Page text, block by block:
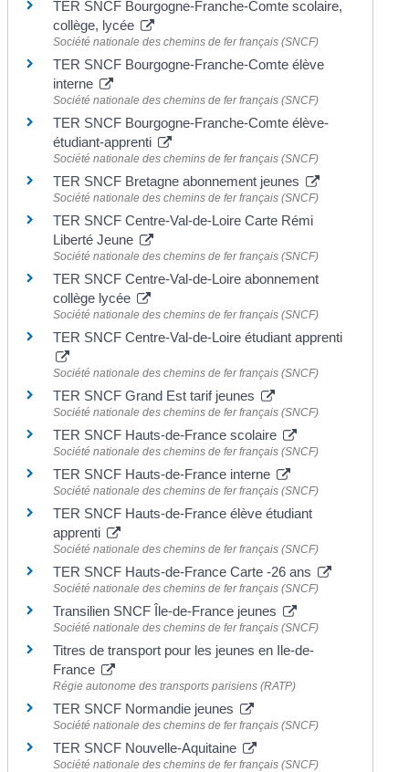
TER SNCF Bourgogne-Franche-Comte scolaire,
collège, lycée
Société nationale des chemins de fer français (SNCF)
TER SNCF Bourgogne-Franche-Comte élève
interne
Société nationale des chemins de fer français (SNCF)
TER SNCF Bourgogne-Franche-Comte élève-
étudiant-apprenti
Société nationale des chemins de fer français (SNCF)
TER SNCF Bretagne abonnement jeunes
Société nationale des chemins de fer français (SNCF)
TER SNCF Centre-Val-de-Loire Carte Rémi
Liberté Jeune
Société nationale des chemins de fer français (SNCF)
TER SNCF Centre-Val-de-Loire abonnement
collège lycée
Société nationale des chemins de fer français (SNCF)
TER SNCF Centre-Val-de-Loire étudiant apprenti
Société nationale des chemins de fer français (SNCF)
TER SNCF Grand Est tarif jeunes
Société nationale des chemins de fer français (SNCF)
TER SNCF Hauts-de-France scolaire
Société nationale des chemins de fer français (SNCF)
TER SNCF Hauts-de-France interne
Société nationale des chemins de fer français (SNCF)
TER SNCF Hauts-de-France élève étudiant
apprenti
Société nationale des chemins de fer français (SNCF)
TER SNCF Hauts-de-France Carte -26 ans
Société nationale des chemins de fer français (SNCF)
Transilien SNCF Île-de-France jeunes
Société nationale des chemins de fer français (SNCF)
Titres de transport pour les jeunes en Ile-de-
France
Régie autonome des transports parisiens (RATP)
TER SNCF Normandie jeunes
Société nationale des chemins de fer français (SNCF)
TER SNCF Nouvelle-Aquitaine
Société nationale des chemins de fer français (SNCF)